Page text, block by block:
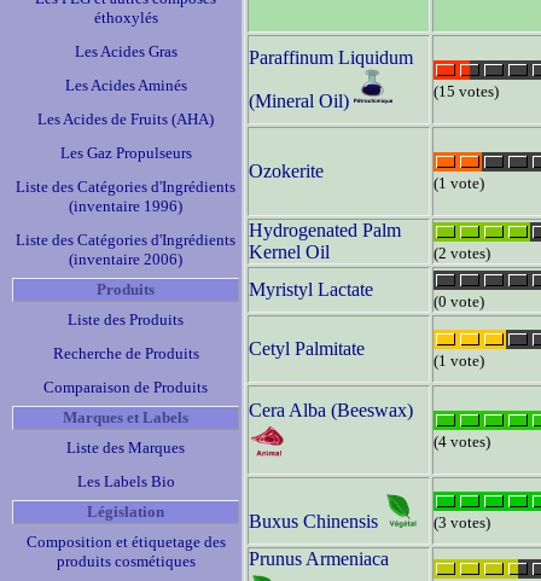
éthoxylés
Les Acides Gras
Les Acides Aminés
Les Acides de Fruits (AHA)
Les Gaz Propulseurs
Liste des Catégories d'Ingrédients
(inventaire 1996)
Liste des Catégories d'Ingrédients
(inventaire 2006)
Produits
Liste des Produits
Recherche de Produits
Comparaison de Produits
Marques et Labels
Liste des Marques
Les Labels Bio
Législation
Composition et étiquetage des
produits cosmétiques
Paraffinum Liquidum
(Mineral Oil) (15 votes)
Ozokerite
(1 vote)
Hydrogenated Palm
Kernel Oil
(2 votes)
Myristyl Lactate
(0 vote)
Cetyl Palmitate
(1 vote)
Cera Alba (Beeswax)
(4 votes)
Buxus Chinensis (3 votes)
Prunus Armeniaca